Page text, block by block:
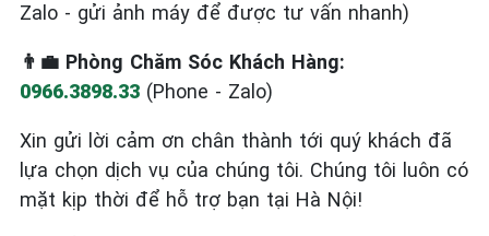
Zalo - gửi ảnh máy để được tư vấn nhanh)
👨‍💼 Phòng Chăm Sóc Khách Hàng:
0966.3898.33 (Phone - Zalo)
Xin gửi lời cảm ơn chân thành tới quý khách đã
lựa chọn dịch vụ của chúng tôi. Chúng tôi luôn có
mặt kịp thời để hỗ trợ bạn tại Hà Nội!